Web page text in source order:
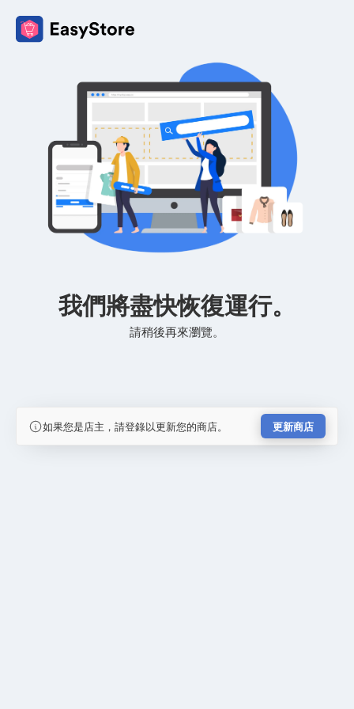
我們將盡快恢復運行。
請稍後再來瀏覽。
如果您是店主，請登錄以更新您的商店。 更新商店